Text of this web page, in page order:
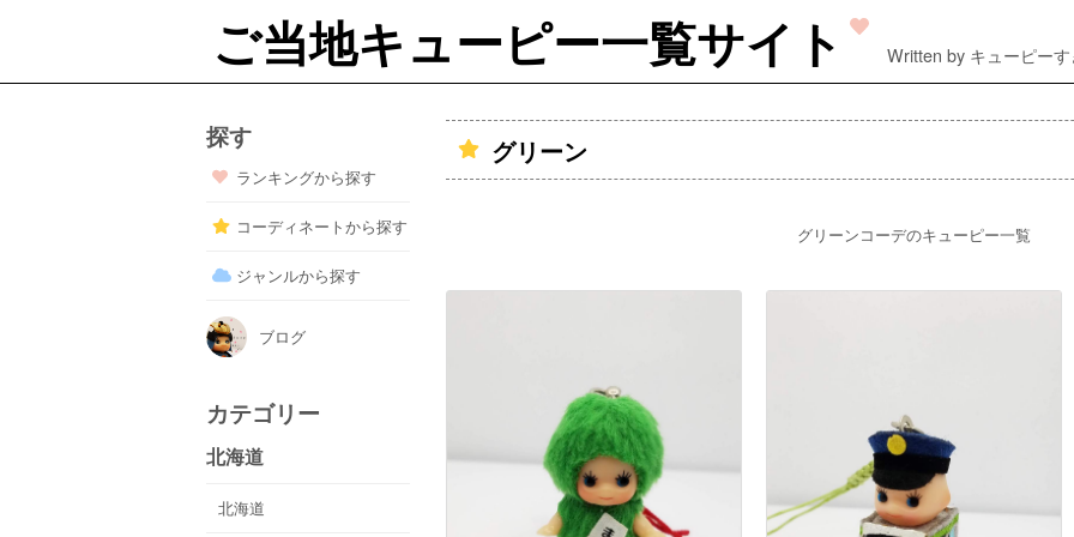
ご当地キューピー一覧サイト Written by キューピー
探す
ランキングから探す
コーディネートから探す
ジャンルから探す
ブログ
カテゴリー
北海道
北海道
グリーン
グリーンコーデのキューピー一覧